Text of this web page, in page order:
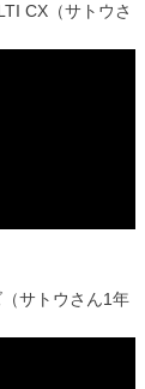
CX（サトウさ
サトウさん1年